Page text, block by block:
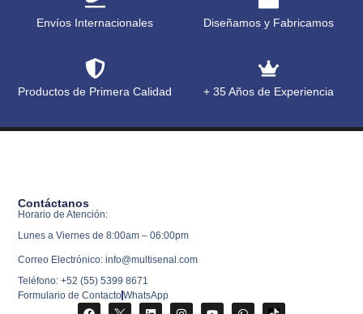
Envíos Internacionales Diseñamos y Fabricamos
Productos de Primera Calidad + 35 Años de Experiencia
Contáctanos
Horario de Atención:
Lunes a Viernes de 8:00am – 06:00pm
Correo Electrónico: info@multisenal.com
Teléfono: +52 (55) 5399 8671
Formulario de ContactoWhatsApp